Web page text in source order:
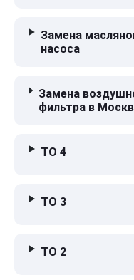
Замена
насоса
Замена
фильтра в
ТО 4
ТО 3
ТО 2